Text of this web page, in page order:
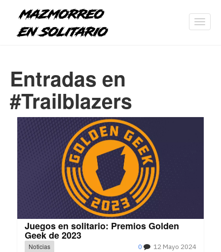
Entradas en
#Trailblazers
Juegos en solitario: Premios Golden
Geek de 2023
Noticias 12 Mayo 2024
0